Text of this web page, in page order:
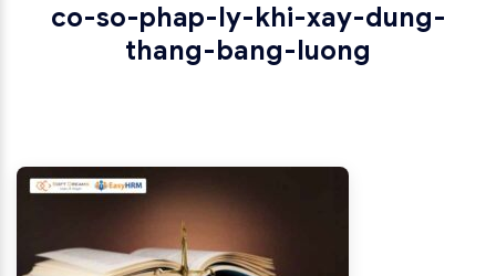
co-so-phap-ly-khi-xay-dung-
thang-bang-luong